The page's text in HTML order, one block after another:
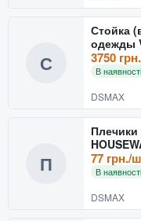
С
Стойка
одежды
3750
В наявності
DSMAX
П 77 грн./
В наявності
DSMAX